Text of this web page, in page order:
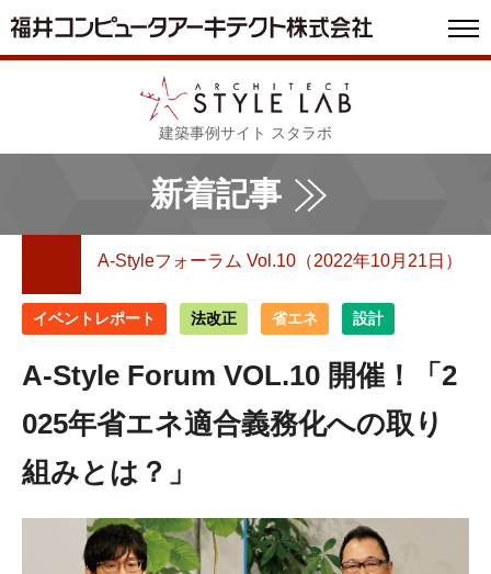
建築事例サイト スタラボ
新着記事
A-Styleフォーラム Vol.10（2022年10月21日）
イベントレポート 法改正 省エネ 設計
A-Style Forum VOL.10 開催！「2
025年省エネ適合義務化への取り
組みとは？」